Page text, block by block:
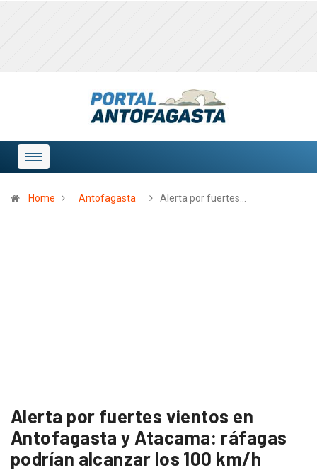
Home Antofagasta Alerta por fuertes…
Alerta por fuertes vientos en
Antofagasta y Atacama: ráfagas
podrían alcanzar los 100 km/h